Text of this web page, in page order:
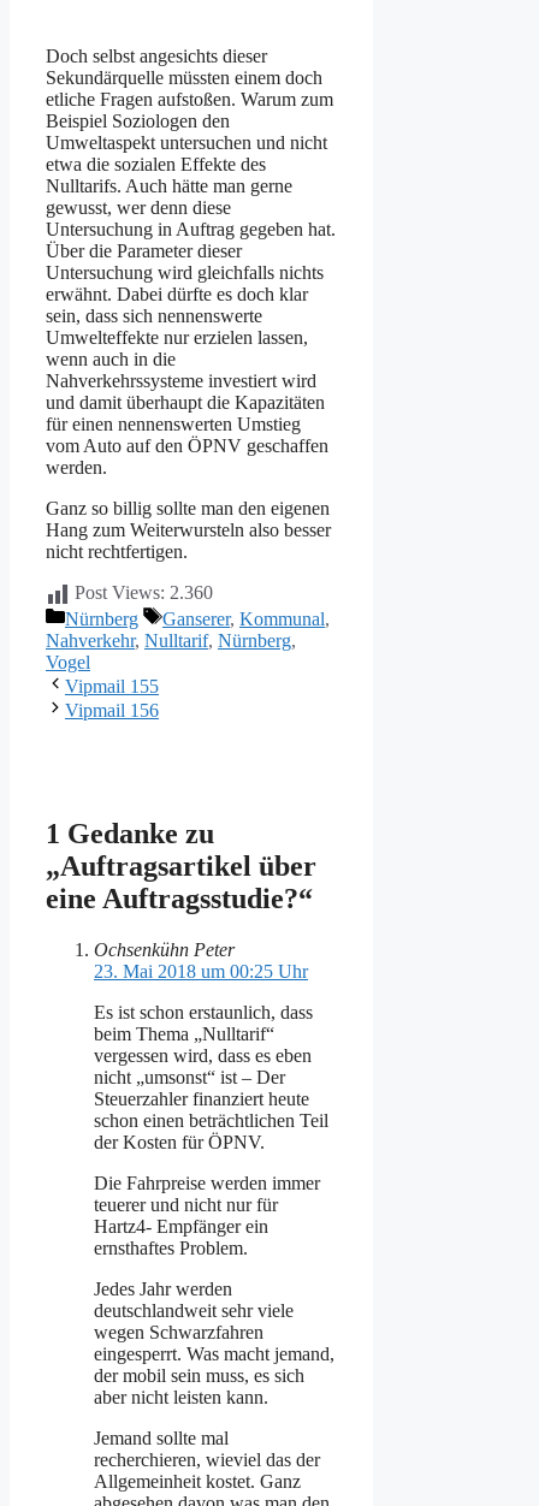
Doch selbst angesichts dieser
Sekundärquelle müssten einem doch
etliche Fragen aufstoßen. Warum zum
Beispiel Soziologen den
Umweltaspekt untersuchen und nicht
etwa die sozialen Effekte des
Nulltarifs. Auch hätte man gerne
gewusst, wer denn diese
Untersuchung in Auftrag gegeben hat.
Über die Parameter dieser
Untersuchung wird gleichfalls nichts
erwähnt. Dabei dürfte es doch klar
sein, dass sich nennenswerte
Umwelteffekte nur erzielen lassen,
wenn auch in die
Nahverkehrssysteme investiert wird
und damit überhaupt die Kapazitäten
für einen nennenswerten Umstieg
vom Auto auf den ÖPNV geschaffen
werden.
Ganz so billig sollte man den eigenen
Hang zum Weiterwursteln also besser
nicht rechtfertigen.
Post Views: 2.360
Kategorien
Nürnberg Schlagwörter
Ganserer, Kommunal,
Nahverkehr, Nulltarif, Nürnberg,
Vogel
Vipmail 155
Vipmail 156
1 Gedanke zu
„Auftragsartikel über
eine Auftragsstudie?“
Ochsenkühn Peter
23. Mai 2018 um 00:25 Uhr
Es ist schon erstaunlich, dass
beim Thema „Nulltarif“
vergessen wird, dass es eben
nicht „umsonst“ ist – Der
Steuerzahler finanziert heute
schon einen beträchtlichen Teil
der Kosten für ÖPNV.
Die Fahrpreise werden immer
teuerer und nicht nur für
Hartz4- Empfänger ein
ernsthaftes Problem.
Jedes Jahr werden
deutschlandweit sehr viele
wegen Schwarzfahren
eingesperrt. Was macht jemand,
der mobil sein muss, es sich
aber nicht leisten kann.
Jemand sollte mal
recherchieren, wieviel das der
Allgemeinheit kostet. Ganz